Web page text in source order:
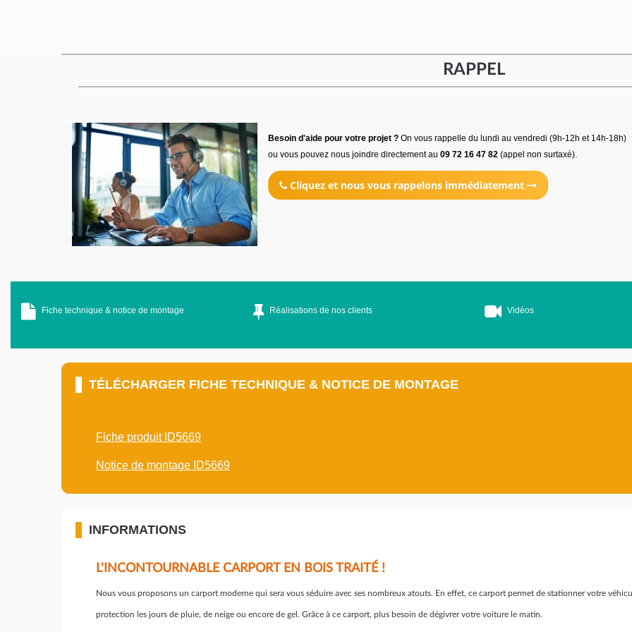
RAPPEL
Besoin d'aide pour votre projet ?On vous rappelle du lundi au vendredi (9h-12h et 14h-18h)
ou vous pouvez nous joindre directement au 09 72 16 47 82(appel non surtaxé).
Cliquez et nous vous rappelons immédiatement
Fiche technique & notice de montage Réalisations de nos clients Vidéos
TÉLÉCHARGER FICHE TECHNIQUE & NOTICE DE MONTAGE
Fiche produit ID5669
Notice de montage ID5669
INFORMATIONS
L'INCONTOURNABLE CARPORT EN BOIS TRAITÉ !
Nous vous proposons un carport moderne qui sera vous séduire avec ses nombreux atouts. En effet, ce carport permet de stationner votre
protection les jours de pluie, de neige ou encore de gel. Grâce à ce carport, plus besoin de dégivrer votre voiture le matin.